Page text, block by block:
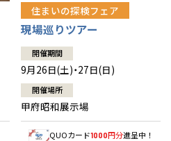
住まいの探検フェア
現場巡りツアー
開催期間
9月26日(土)・27日(日)
開催場所
甲府昭和展示場
QUOカード1000円分進呈中！